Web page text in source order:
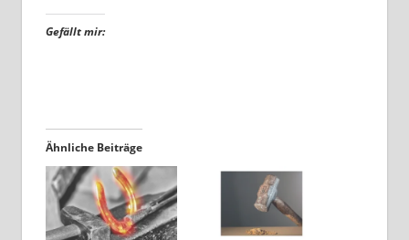
Gefällt mir:
Ähnliche Beiträge